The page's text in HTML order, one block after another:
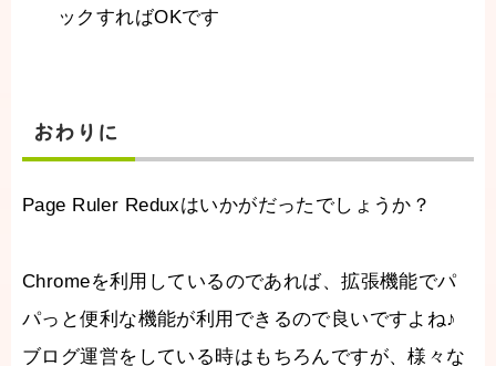
ックすればOKです
おわりに
Page Ruler Reduxはいかがだったでしょうか？
Chromeを利用しているのであれば、拡張機能でパ
パっと便利な機能が利用できるので良いですよね♪
ブログ運営をしている時はもちろんですが、様々な